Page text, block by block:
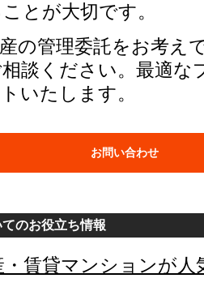
とが大切です。
の管理委託をお考え
談ください。最適な
いたします。
お問い合わせ
のお役立ち情報
・賃貸マンションが